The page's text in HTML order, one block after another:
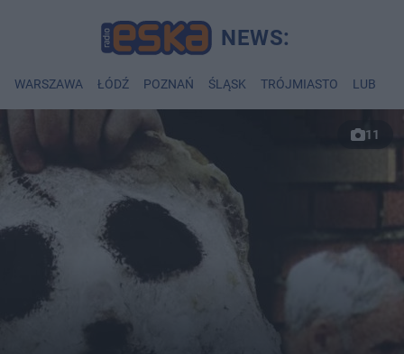
WARSZAWA ŁÓDŹ POZNAŃ ŚLĄSK TRÓJMIASTO LUBLIN
11